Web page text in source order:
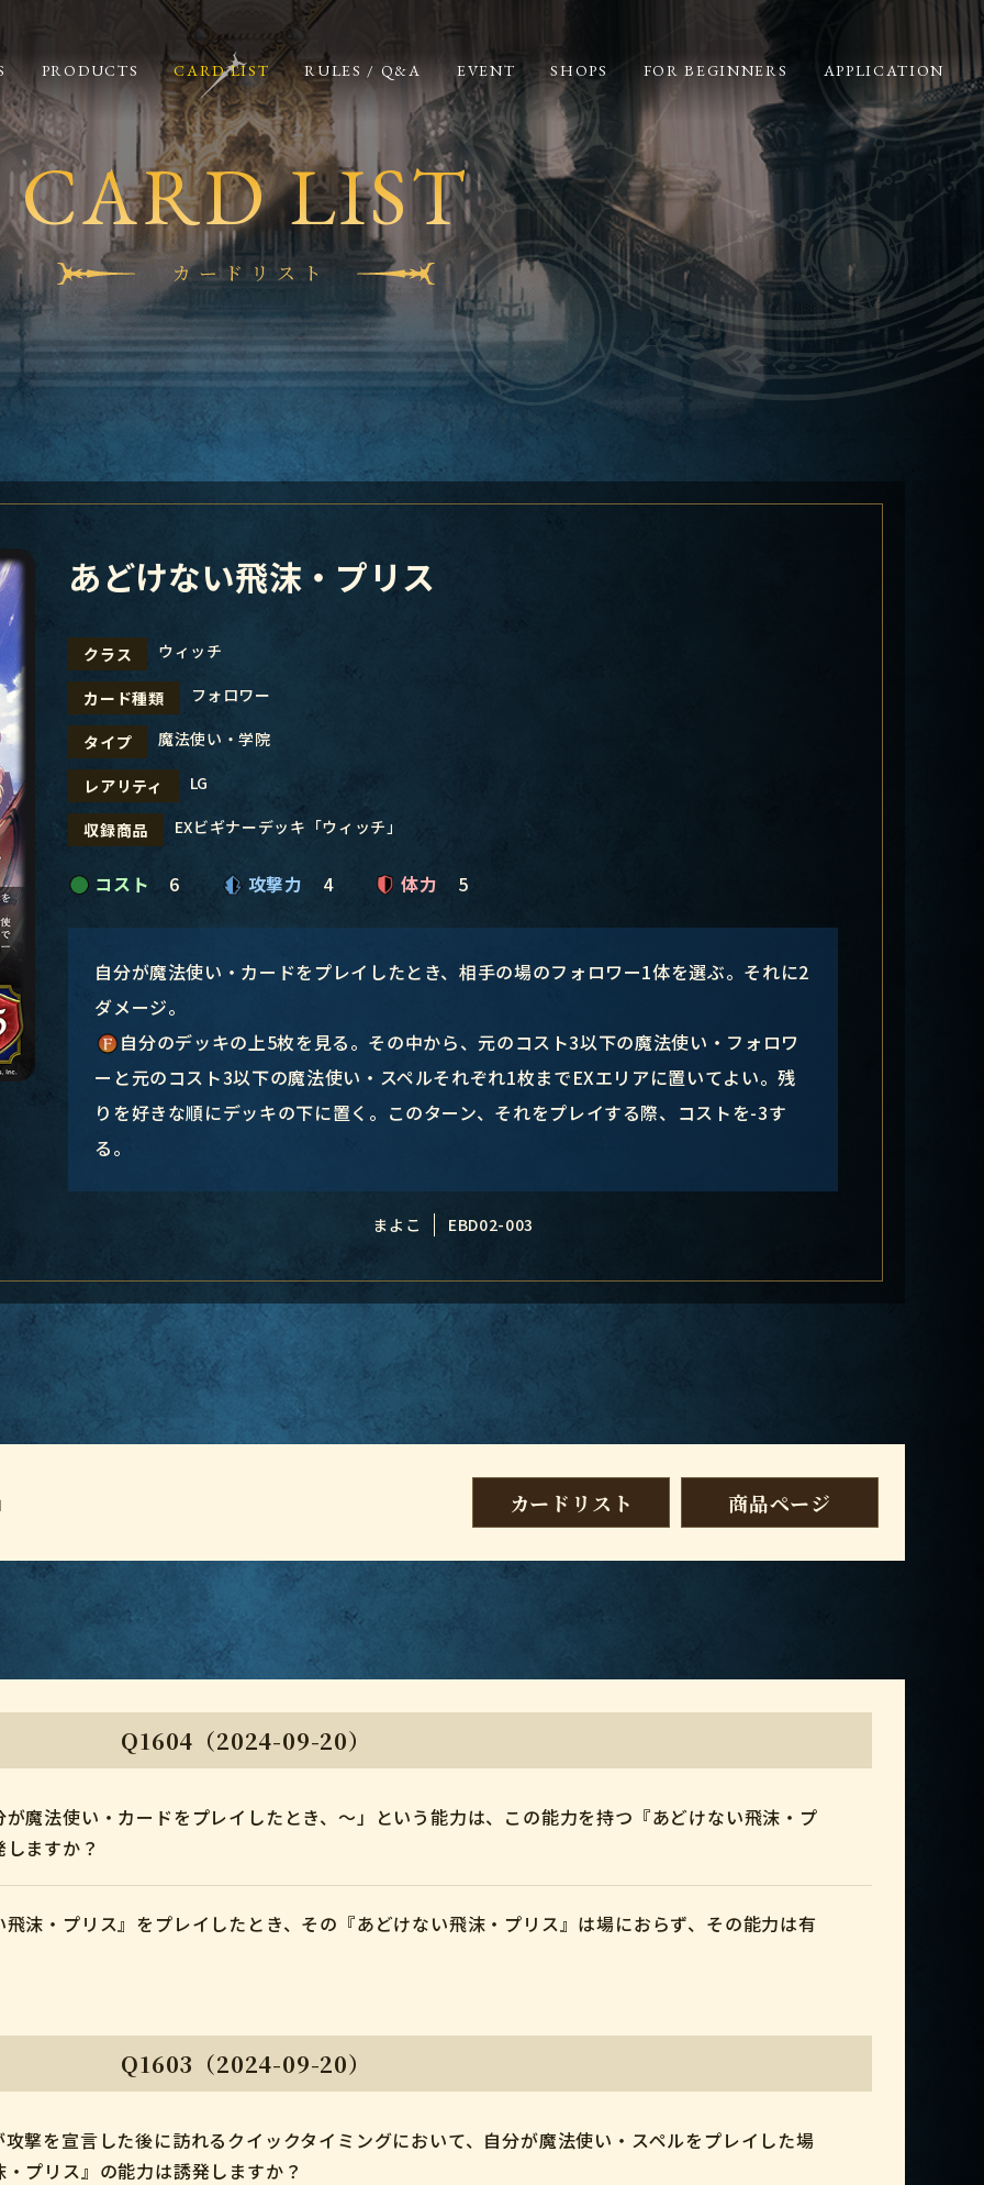
PRODUCTS CARD LIST RULES / Q&A EVENT SHOPS FOR BEGINNERS APPLICATION
CARD LIST
カードリスト
あどけない飛沫・プリス
クラス ウィッチ
カード種類 フォロワー
タイプ 魔法使い・学院
レアリティ LG
収録商品 EXビギナーデッキ「ウィッチ」
コスト 6 攻撃力 4 体力 5
自分が魔法使い・カードをプレイしたとき、相手の場のフォロワー1体を選ぶ。それに2
ダメージ。
自分のデッキの上5枚を見る。その中から、元のコスト3以下の魔法使い・フォロワ
ーと元のコスト3以下の魔法使い・スペルそれぞれ1枚までEXエリアに置いてよい。残
りを好きな順にデッキの下に置く。このターン、それをプレイする際、コストを-3す
る。
まよこ EBD02-003
カードリスト 商品ページ
Q1604（2024-09-20）
魔法使い・カードをプレイしたとき、～」という能力は、この能力を持つ『あどけない飛沫・プ
ますか？
沫・プリス』をプレイしたとき、その『あどけない飛沫・プリス』は場におらず、その能力は有
Q1603（2024-09-20）
撃を宣言した後に訪れるクイックタイミングにおいて、自分が魔法使い・スペルをプレイした場
プリス』の能力は誘発しますか？